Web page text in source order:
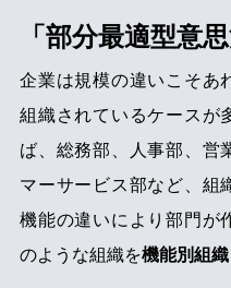
「部分最適型意思
企業は規模の違いこそあ
組織されているケースが
ば、総務部、人事部、営
マーサービス部など、組
機能の違いにより部門が
のような組織を機能別組織